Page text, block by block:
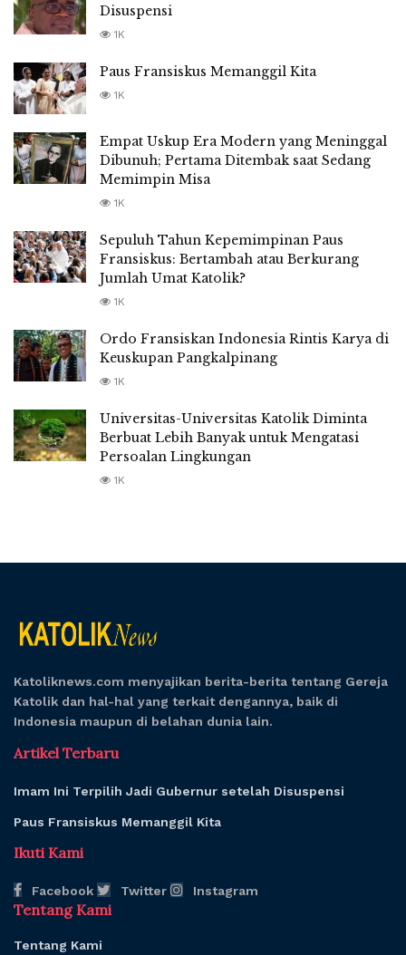
Disuspensi
1K
Paus Fransiskus Memanggil Kita
1K
Empat Uskup Era Modern yang Meninggal
Dibunuh; Pertama Ditembak saat Sedang
Memimpin Misa
1K
Sepuluh Tahun Kepemimpinan Paus
Fransiskus: Bertambah atau Berkurang
Jumlah Umat Katolik?
1K
Ordo Fransiskan Indonesia Rintis Karya di
Keuskupan Pangkalpinang
1K
Universitas-Universitas Katolik Diminta
Berbuat Lebih Banyak untuk Mengatasi
Persoalan Lingkungan
1K
Katoliknews.com menyajikan berita-berita tentang Gereja
Katolik dan hal-hal yang terkait dengannya, baik di
Indonesia maupun di belahan dunia lain.
Artikel Terbaru
Imam Ini Terpilih Jadi Gubernur setelah Disuspensi
Paus Fransiskus Memanggil Kita
Ikuti Kami
Facebook Twitter Instagram
Tentang Kami
Tentang Kami